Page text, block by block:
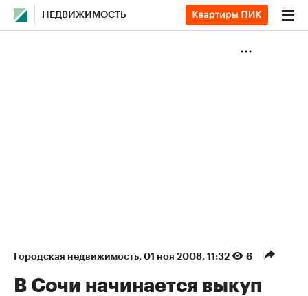
НЕДВИЖИМОСТЬ
Городская недвижимость⁠, 01 ноя 2008, 11:32 6
В Сочи начинается выкуп